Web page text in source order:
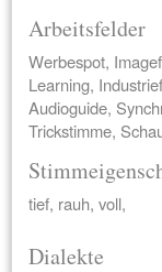
Arbeitsfelder
Werbespot,
Learning,
Audioguide,
Trickstimme,
tief, rauh, voll,
Dialekte